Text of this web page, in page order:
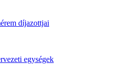
díjazottjai
egységek